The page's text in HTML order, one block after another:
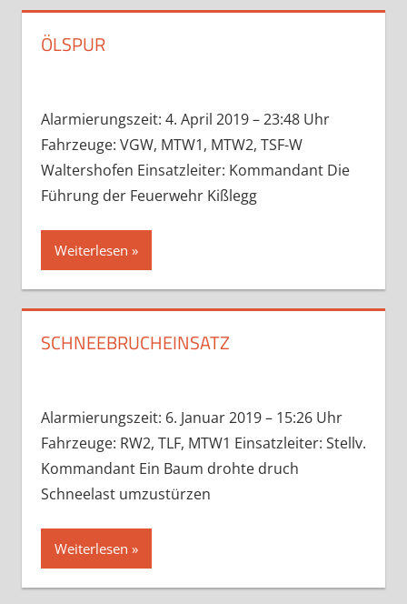
ÖLSPUR
Alarmierungszeit: 4. April 2019 – 23:48 Uhr
Fahrzeuge: VGW, MTW1, MTW2, TSF-W
Waltershofen Einsatzleiter: Kommandant Die
Führung der Feuerwehr Kißlegg
Weiterlesen
SCHNEEBRUCHEINSATZ
Alarmierungszeit: 6. Januar 2019 – 15:26 Uhr
Fahrzeuge: RW2, TLF, MTW1 Einsatzleiter: Stellv.
Kommandant Ein Baum drohte druch
Schneelast umzustürzen
Weiterlesen